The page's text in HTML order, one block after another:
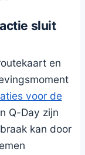
sluit
en
voor de
Q-Day zijn
kan door